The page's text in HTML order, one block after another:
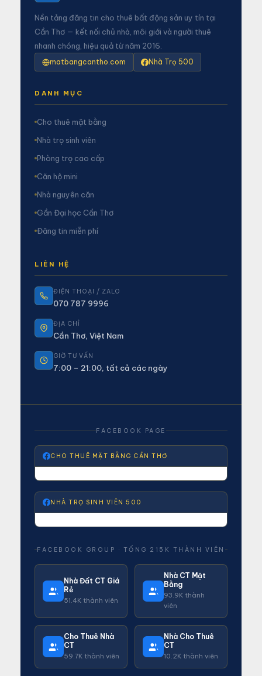
Nền tảng đăng tin cho thuê bất động sản uy tín tại
Cần Thơ — kết nối chủ nhà, môi giới và người thuê
nhanh chóng, hiệu quả từ năm 2016.
matbangcantho.com Nhà Trọ 500
DANH MỤC
Cho thuê mặt bằng
Nhà trọ sinh viên
Phòng trọ cao cấp
Căn hộ mini
Nhà nguyên căn
Gần Đại học Cần Thơ
Đăng tin miễn phí
LIÊN HỆ
ĐIỆN THOẠI / ZALO
070 787 9996
ĐỊA CHỈ
Cần Thơ, Việt Nam
GIỜ TƯ VẤN
7:00 – 21:00, tất cả các ngày
FACEBOOK PAGE
CHO THUÊ MẶT BẰNG CẦN THƠ
NHÀ TRỌ SINH VIÊN 500
FACEBOOK GROUP · TỔNG 215K THÀNH VIÊN
Nhà Đất CT Giá
Rẻ
51.4K thành viên
Nhà CT Mặt
Bằng
93.9K thành
viên
Cho Thuê Nhà
CT
59.7K thành viên
Nhà Cho Thuê
CT
10.2K thành viên